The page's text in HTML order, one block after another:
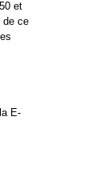
et
de ce
E-